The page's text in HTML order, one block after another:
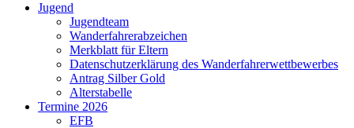
Jugend
Jugendteam
Wanderfahrerabzeichen
Merkblatt für Eltern
Datenschutzerklärung des Wanderfahrerwettbewerbes
Antrag Silber Gold
Alterstabelle
Termine 2026
EFB